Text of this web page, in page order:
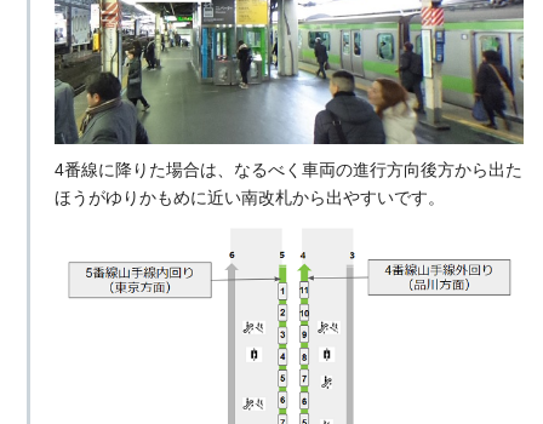
4番線に降りた場合は、なるべく車両の進行方向後方から出た
ほうがゆりかもめに近い南改札から出やすいです。